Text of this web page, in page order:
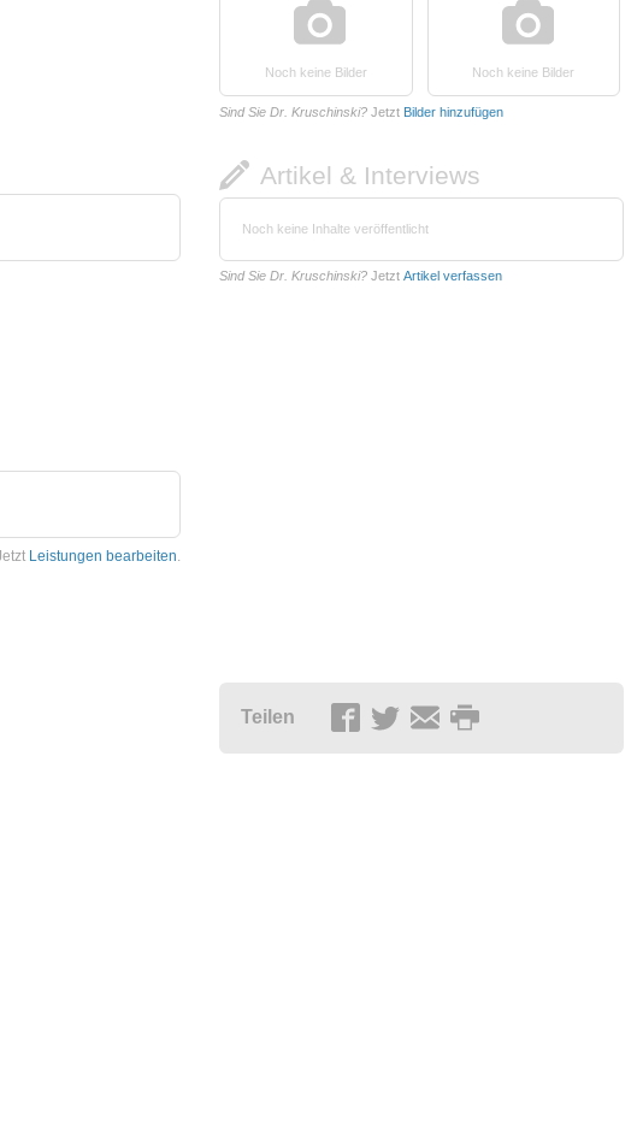
Leistungen bearbeiten.
Noch keine Bilder Noch keine Bilder
Sind Sie Dr. Kruschinski? Jetzt Bilder hinzufügen
Artikel & Interviews
Noch keine Inhalte veröffentlicht
Sind Sie Dr. Kruschinski? Jetzt Artikel verfassen
Teilen